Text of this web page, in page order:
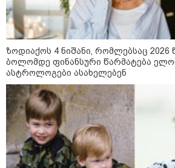
თბილისის
ავრცელებს
21:30 / 07-08-
თბილისში,
„გვახსოვს
მტერი”
20:58 / 07-08-
ზოდიაქოს 4 ნიშანი, რომლებსაც
ბოლომდე ფინანსური წარმატება
ასტროლოგები ასახელებენ